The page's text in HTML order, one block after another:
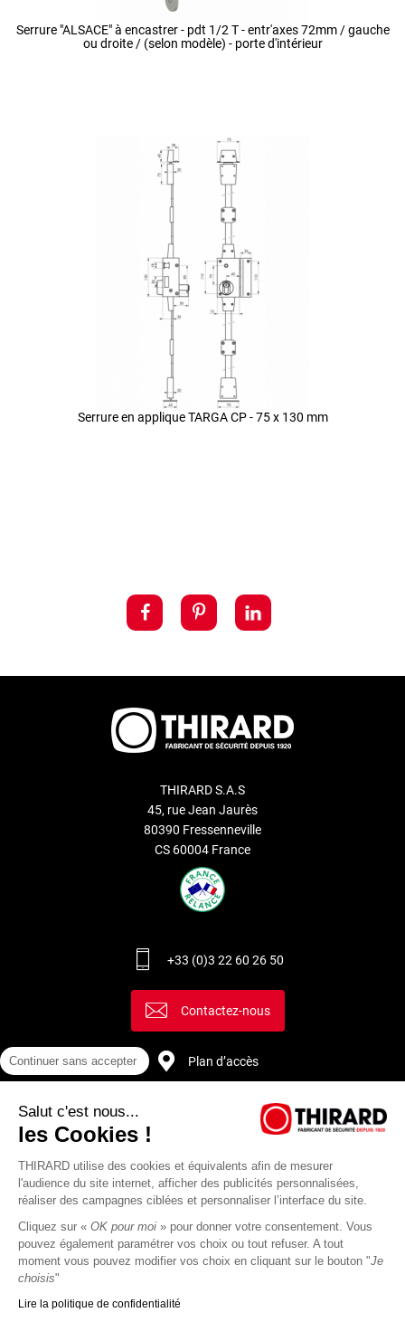
Serrure "ALSACE" à encastrer - pdt 1/2 T - entr'axes 72mm / gauche
ou droite / (selon modèle) - porte d'intérieur
Serrure en applique TARGA CP - 75 x 130 mm
THIRARD S.A.S
45, rue Jean Jaurès
80390 Fressenneville
CS 60004 France
+33 (0)3 22 60 26 50
Contactez-nous
Plan d’accès
Continuer sans accepter
Salut c'est nous...
les Cookies !
THIRARD utilise des cookies et équivalents afin de mesurer
l'audience du site internet, afficher des publicités personnalisées,
réaliser des campagnes ciblées et personnaliser l’interface du site.
Cliquez sur « OK pour moi » pour donner votre consentement. Vous
pouvez également paramétrer vos choix ou tout refuser. A tout
moment vous pouvez modifier vos choix en cliquant sur le bouton "Je
choisis"
Lire la politique de confidentialité